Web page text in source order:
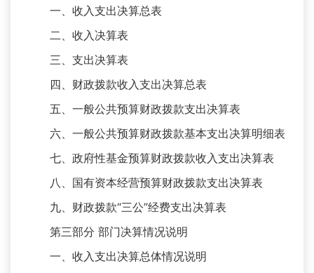
一、收入支出决算总表
二、收入决算表
三、支出决算表
四、财政拨款收入支出决算总表
五、一般公共预算财政拨款支出决算表
六、一般公共预算财政拨款基本支出决算明细表
七、政府性基金预算财政拨款收入支出决算表
八、国有资本经营预算财政拨款支出决算表
九、财政拨款“三公”经费支出决算表
第三部分 部门决算情况说明
一、收入支出决算总体情况说明